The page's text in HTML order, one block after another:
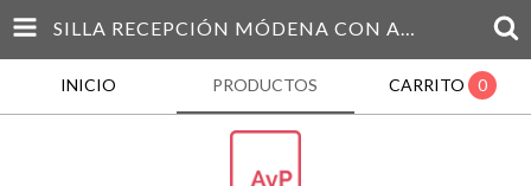
SILLA RECEPCIÓN MÓDENA CON APOYA PIES
INICIO PRODUCTOS CARRITO 0